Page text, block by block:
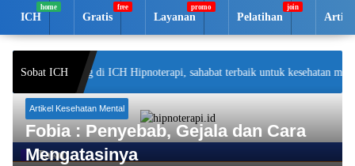
Langsung
konten
ICH Gratis Layanan Pelatihan
Sobat ICH
Selamat datang di ICH Hipnoterapi, sahabat terbaik untuk kesehatan
Takut
Artikel Kesehatan Mental
Fobia : Penyebab, Gejala dan Cara
Mengatasinya